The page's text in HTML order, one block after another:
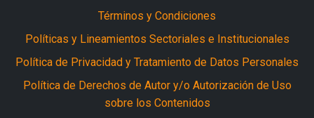
Términos y Condiciones
Políticas y Lineamientos Sectoriales e Institucionales
Política de Privacidad y Tratamiento de Datos Personales
Política de Derechos de Autor y/o Autorización de Uso
sobre los Contenidos